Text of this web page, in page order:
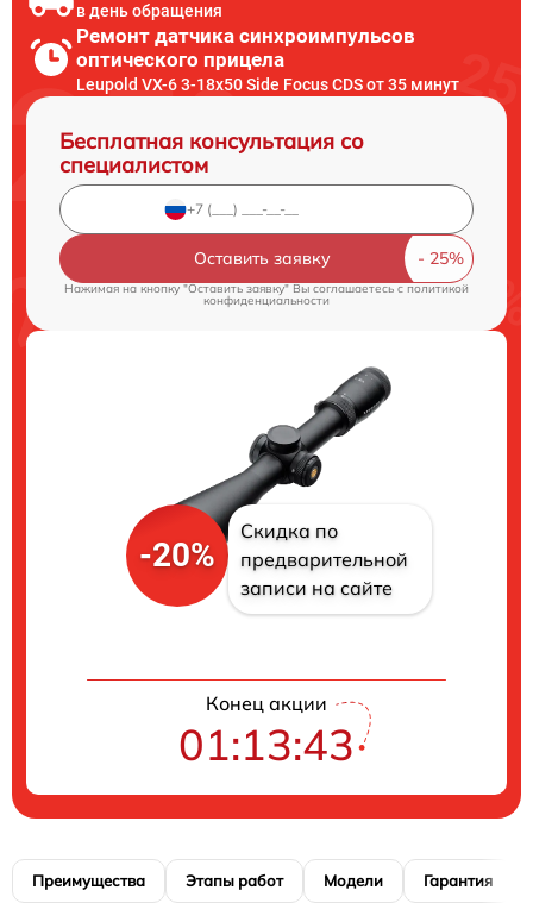
в день обращения
Ремонт датчика синхроимпульсов
оптического прицела
Leupold VX-6 3-18x50 Side Focus CDS от 35 минут
Бесплатная консультация со
специалистом
Оставить заявку
Нажимая на кнопку "Оставить заявку" Вы соглашаетесь cполитикой
конфиденциальности
-20%
Скидка по
предварительной
записи на сайте
Конец акции
01:13:42
Преимущества Этапы работ Модели Гарантия